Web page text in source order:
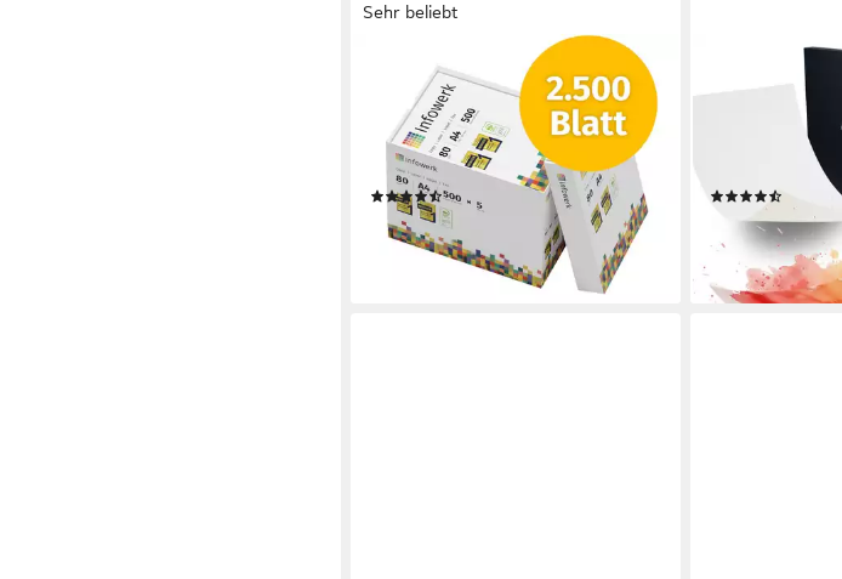
Sehr beliebt
Druckerpapier Kopierpapier 2500
Blatt A4 80g Premium Weiß
Testsieger PEFC, PEFC-Zertifikat
(GFA-PEFC-COC-500582)
(38)
21,95 €
lieferbar - in 4-5 Werktagen bei dir
Aquarellpapier
made in
300g/m²,
für Anfänger,
17,95 € UVP29,95
-40%
lieferbar - in 3-4